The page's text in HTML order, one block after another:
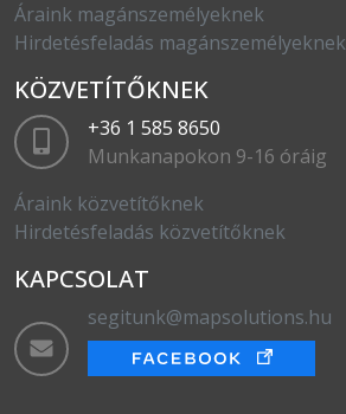
Áraink magánszemélyeknek
Hirdetésfeladás magánszemélyeknek
KÖZVETÍTŐKNEK
+36 1 585 8650
Munkanapokon 9-16 óráig
Áraink közvetítőknek
Hirdetésfeladás közvetítőknek
KAPCSOLAT
segitunk@mapsolutions.hu